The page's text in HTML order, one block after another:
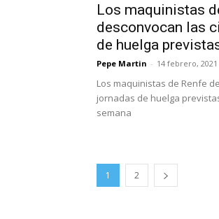
Los maquinistas
desconvocan las
de huelga
Pepe Martin - 14 febrero, 2021
Los maquinistas de Renfe
jornadas de huelga
semana
1 2